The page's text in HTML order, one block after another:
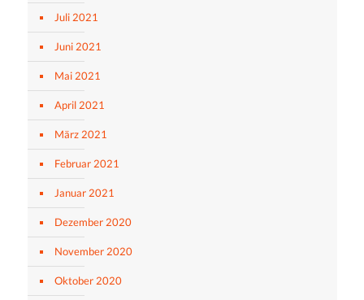
Juli 2021
Juni 2021
Mai 2021
April 2021
März 2021
Februar 2021
Januar 2021
Dezember 2020
November 2020
Oktober 2020